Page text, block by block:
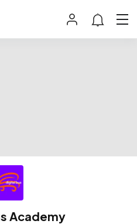
Academy